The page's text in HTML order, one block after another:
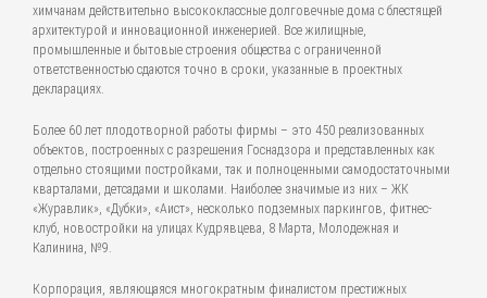
химчанам действительно высококлассные долговечные дома с блестящей
архитектурой и инновационной инженерией. Все жилищные,
промышленные и бытовые строения общества с ограниченной
ответственностью сдаются точно в сроки, указанные в проектных
декларациях.
Более 60 лет плодотворной работы фирмы – это 450 реализованных
объектов, построенных с разрешения Госнадзора и представленных как
отдельно стоящими постройками, так и полноценными самодостаточными
кварталами, детсадами и школами. Наиболее значимые из них – ЖК
«Журавлик», «Дубки», «Аист», несколько подземных паркингов, фитнес-
клуб, новостройки на улицах Кудрявцева, 8 Марта, Молодежная и
Калинина, №9.
Корпорация, являющаяся многократным финалистом престижных